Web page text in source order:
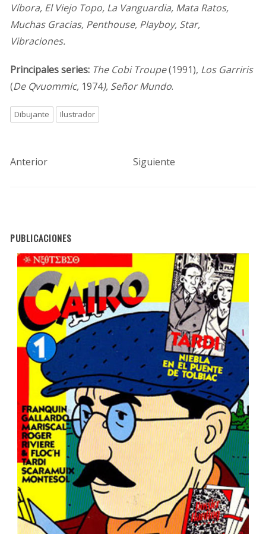
Víbora, El Viejo Topo, La Vanguardia, Mata Ratos,
Muchas Gracias, Penthouse, Playboy, Star,
Vibraciones.
Principales series: The Cobi Troupe(1991), Los Garriris
(De Qvuommic, 1974), Señor Mundo.
Dibujante Ilustrador
Anterior Siguiente
PUBLICACIONES